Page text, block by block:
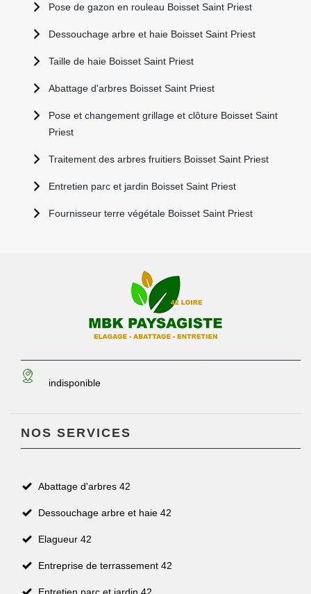
Pose de gazon en rouleau Boisset Saint Priest
Dessouchage arbre et haie Boisset Saint Priest
Taille de haie Boisset Saint Priest
Abattage d'arbres Boisset Saint Priest
Pose et changement grillage et clôture Boisset Saint
Priest
Traitement des arbres fruitiers Boisset Saint Priest
Entretien parc et jardin Boisset Saint Priest
Fournisseur terre végétale Boisset Saint Priest
indisponible
NOS SERVICES
Abattage d'arbres 42
Dessouchage arbre et haie 42
Elagueur 42
Entreprise de terrassement 42